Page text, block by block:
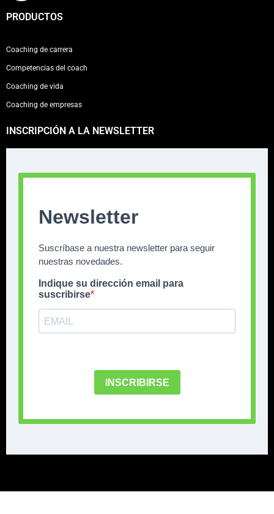
PRODUCTOS
Coaching de carrera
Competencias del coach
Coaching de vida
Coaching de empresas
INSCRIPCIÓN A LA NEWSLETTER